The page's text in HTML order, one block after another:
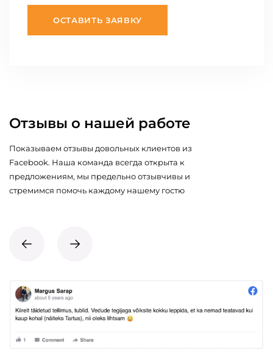
ОСТАВИТЬ ЗАЯВКУ
Отзывы о нашей работе
Показываем отзывы довольных клиентов из
Facebook. Наша команда всегда открыта к
предложениям, мы предельно отзывчивы и
стремимся помочь каждому нашему гостю